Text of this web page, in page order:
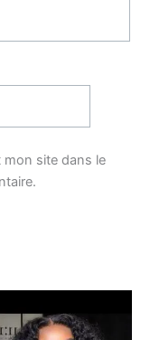
site dans le